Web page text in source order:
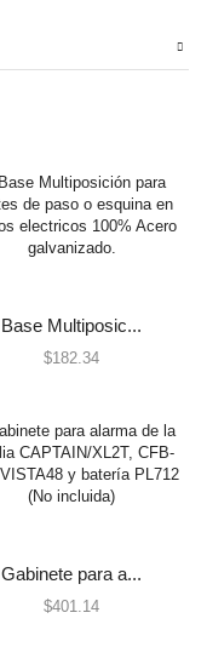
Base Multiposic...
$182.34
Gabinete para a...
$401.14